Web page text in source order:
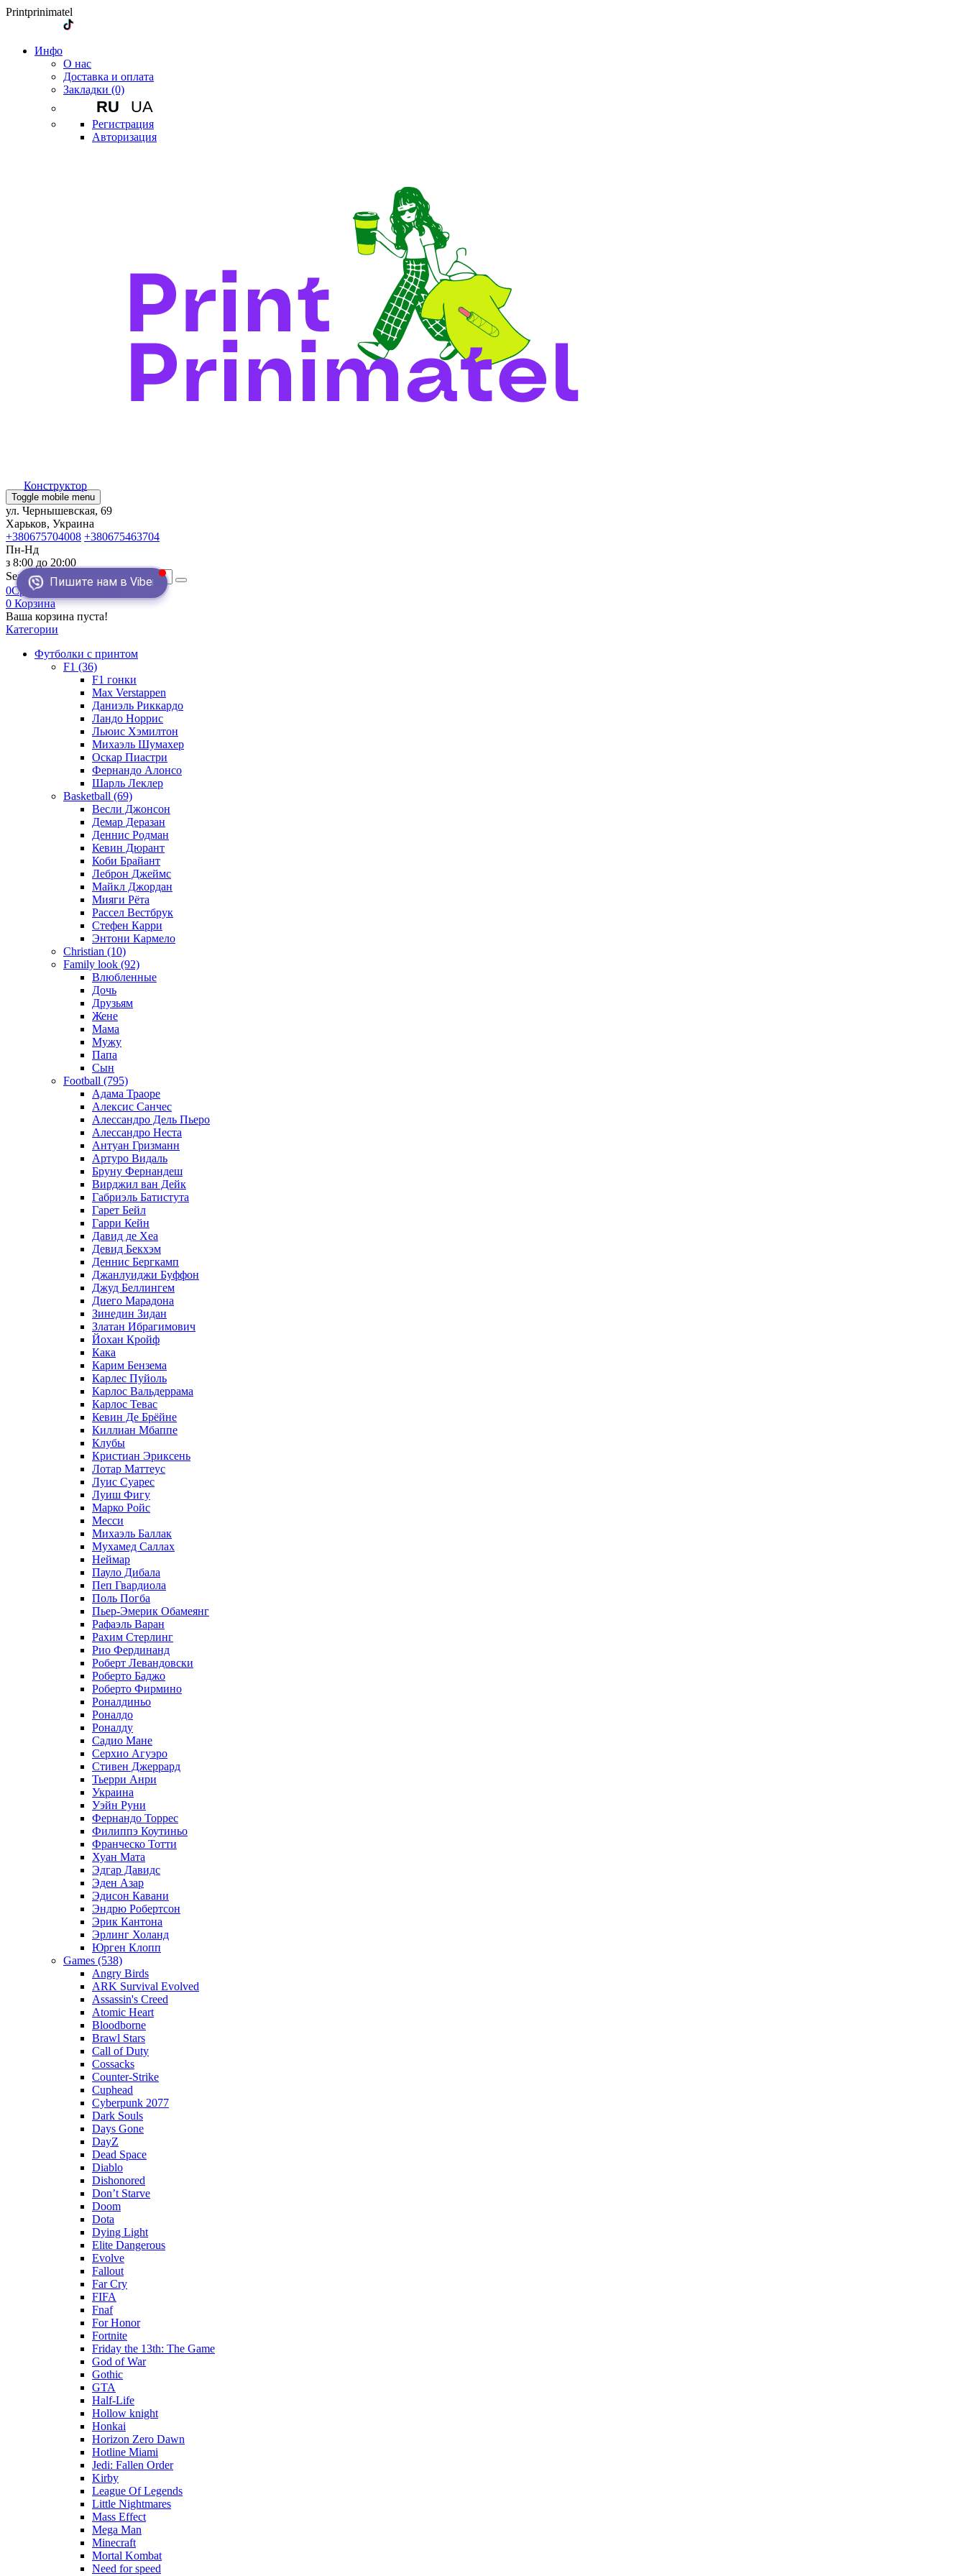
Printprinimatel
Инфо
О нас
Доставка и оплата
Закладки (0)
RU UA
Регистрация
Авторизация
Toggle mobile menu
Конструктор
ул. Чернышевская, 69
Харьков, Украина
+380675704008 +380675463704
Пишите нам в Viber
Пн-Нд
з 8:00 до 20:00
Search
0Сравнение
0 Корзина
Ваша корзина пуста!
Категории
Футболки с принтом
F1 (36)
F1 гонки
Max Verstappen
Даниэль Риккардо
Ландо Норрис
Льюис Хэмилтон
Михаэль Шумахер
Оскар Пиастри
Фернандо Алонсо
Шарль Леклер
Basketball (69)
Весли Джонсон
Демар Деразан
Деннис Родман
Кевин Дюрант
Коби Брайант
Леброн Джеймс
Майкл Джордан
Мияги Рёта
Рассел Вестбрук
Стефен Карри
Энтони Кармело
Christian (10)
Family look (92)
Влюбленные
Дочь
Друзьям
Жене
Мама
Мужу
Папа
Сын
Football (795)
Адама Траоре
Алексис Санчес
Алессандро Дель Пьеро
Алессандро Неста
Антуан Гризманн
Артуро Видаль
Бруну Фернандеш
Вирджил ван Дейк
Габриэль Батистута
Гарет Бейл
Гарри Кейн
Давид де Хеа
Девид Бекхэм
Деннис Бергкамп
Джанлуиджи Буффон
Джуд Беллингем
Диего Марадона
Зинедин Зидан
Златан Ибрагимович
Йохан Кройф
Кака
Карим Бензема
Карлес Пуйоль
Карлос Вальдеррама
Карлос Тевас
Кевин Де Брёйне
Киллиан Мбаппе
Клубы
Кристиан Эриксень
Лотар Маттеус
Луис Суарес
Луиш Фигу
Марко Ройс
Месси
Михаэль Баллак
Мухамед Саллах
Неймар
Пауло Дибала
Пеп Гвардиола
Поль Погба
Пьер-Эмерик Обамеянг
Рафаэль Варан
Рахим Стерлинг
Рио Фердинанд
Роберт Левандовски
Роберто Баджо
Роберто Фирмино
Роналдиньо
Роналдо
Роналду
Садио Мане
Серхио Агуэро
Стивен Джеррард
Тьерри Анри
Украина
Уэйн Руни
Фернандо Торрес
Филиппэ Коутиньо
Франческо Тотти
Хуан Мата
Эдгар Давидс
Эден Азар
Эдисон Кавани
Эндрю Робертсон
Эрик Кантона
Эрлинг Холанд
Юрген Клопп
Games (538)
Angry Birds
ARK Survival Evolved
Assassin's Creed
Atomic Heart
Bloodborne
Brawl Stars
Call of Duty
Cossacks
Counter-Strike
Cuphead
Cyberpunk 2077
Dark Souls
Days Gone
DayZ
Dead Space
Diablo
Dishonored
Don’t Starve
Doom
Dota
Dying Light
Elite Dangerous
Evolve
Fallout
Far Cry
FIFA
Fnaf
For Honor
Fortnite
Friday the 13th: The Game
God of War
Gothic
GTA
Half-Life
Hollow knight
Honkai
Horizon Zero Dawn
Hotline Miami
Jedi: Fallen Order
Kirby
League Of Legends
Little Nightmares
Mass Effect
Mega Man
Minecraft
Mortal Kombat
Need for speed